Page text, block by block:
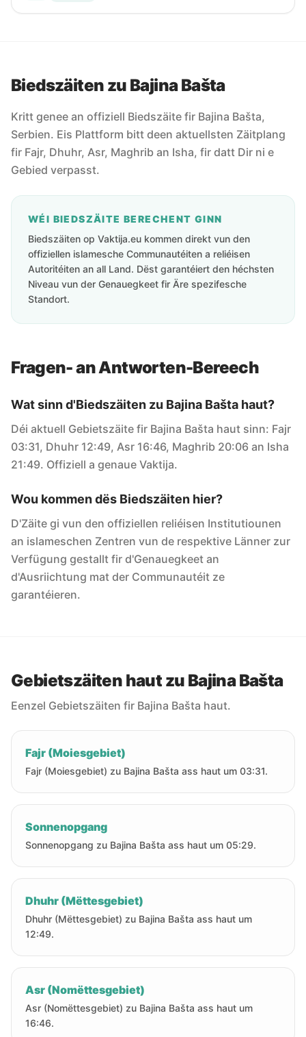
Biedszäiten zu Bajina Bašta
Kritt genee an offiziell Biedszäite fir Bajina Bašta,
Serbien. Eis Plattform bitt deen aktuellsten Zäitplang
fir Fajr, Dhuhr, Asr, Maghrib an Isha, fir datt Dir ni e
Gebied verpasst.
WÉI BIEDSZÄITE BERECHENT GINN
Biedszäiten op Vaktija.eu kommen direkt vun den
offiziellen islamesche Communautéiten a reliéisen
Autoritéiten an all Land. Dëst garantéiert den héchsten
Niveau vun der Genauegkeet fir Äre spezifesche
Standort.
Fragen- an Antworten-Bereech
Wat sinn d'Biedszäiten zu Bajina Bašta haut?
Déi aktuell Gebietszäite fir Bajina Bašta haut sinn: Fajr
03:31, Dhuhr 12:49, Asr 16:46, Maghrib 20:06 an Isha
21:49. Offiziell a genaue Vaktija.
Wou kommen dës Biedszäiten hier?
D'Zäite gi vun den offiziellen reliéisen Institutiounen
an islameschen Zentren vun de respektive Länner zur
Verfügung gestallt fir d'Genauegkeet an
d'Ausriichtung mat der Communautéit ze
garantéieren.
Gebietszäiten haut zu Bajina Bašta
Eenzel Gebietszäiten fir Bajina Bašta haut.
Fajr (Moiesgebiet)
Fajr (Moiesgebiet) zu Bajina Bašta ass haut um 03:31.
Sonnenopgang
Sonnenopgang zu Bajina Bašta ass haut um 05:29.
Dhuhr (Mëttesgebiet)
Dhuhr (Mëttesgebiet) zu Bajina Bašta ass haut um
12:49.
Asr (Nomëttesgebiet)
Asr (Nomëttesgebiet) zu Bajina Bašta ass haut um
16:46.